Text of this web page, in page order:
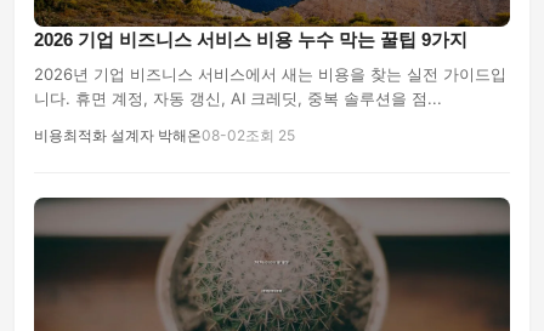
2026 기업 비즈니스 서비스 비용 누수 막는 꿀팁 9가지
2026년 기업 비즈니스 서비스에서 새는 비용을 찾는 실전 가이드입
니다. 휴면 계정, 자동 갱신, AI 크레딧, 중복 솔루션을 점...
비용최적화 설계자 박해온08-02조회 25